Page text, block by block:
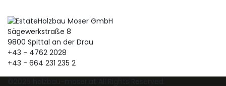
Holzbau Moser GmbH
Sägewerkstraße 8
9800 Spittal an der Drau
+43 - 4762 2028
+43 - 664 231 235 2